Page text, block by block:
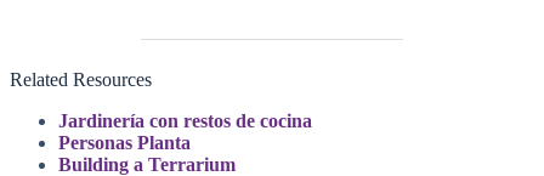
Related Resources
Jardinería con restos de cocina
Personas Planta
Building a Terrarium